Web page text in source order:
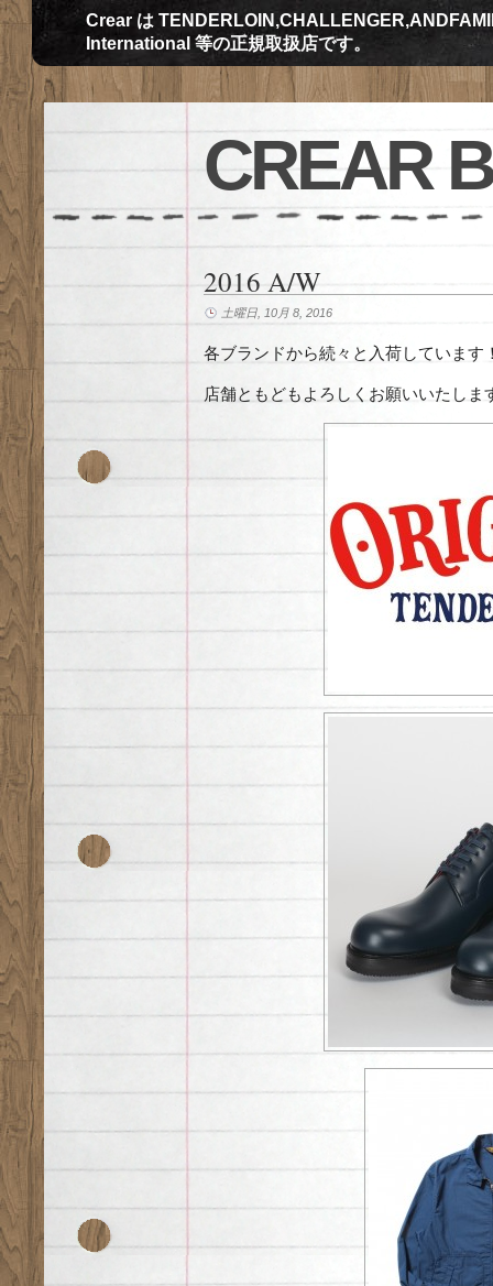
Crear は
International 等の正規取扱店です。
CREAR
2016 A/W
土曜日, 10月 8, 2016
各ブランドから続々と入荷しています
店舗ともどもよろしくお願いいたしま